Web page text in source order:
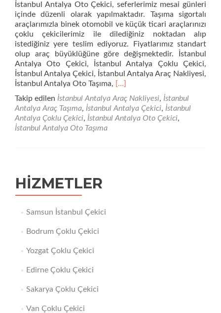
İstanbul Antalya Oto Çekici, seferlerimiz mesai günleri
içinde düzenli olarak yapılmaktadır. Taşıma sigortalı
araçlarımızla binek otomobil ve küçük ticari araçlarınızı
çoklu çekicilerimiz ile dilediğiniz noktadan alıp
istediğiniz yere teslim ediyoruz. Fiyatlarımız standart
olup araç büyüklüğüne göre değişmektedir. İstanbul
Antalya Oto Çekici, İstanbul Antalya Çoklu Çekici,
İstanbul Antalya Çekici, İstanbul Antalya Araç Nakliyesi,
İstanbul Antalya Oto Taşıma, Daha
okuyunİstanbul
Antalya
Oto
[…]
Takip edilen İstanbul Antalya Araç Nakliyesi, İstanbul
Antalya Araç Taşıma, İstanbul Antalya Çekici, İstanbul
Antalya Çoklu Çekici, İstanbul Antalya Oto Çekici,
İstanbul Antalya Oto Taşıma
HIZMETLER
Samsun İstanbul Çekici
Bodrum Çoklu Çekici
Yozgat Çoklu Çekici
Edirne Çoklu Çekici
Sakarya Çoklu Çekici
Van Çoklu Çekici